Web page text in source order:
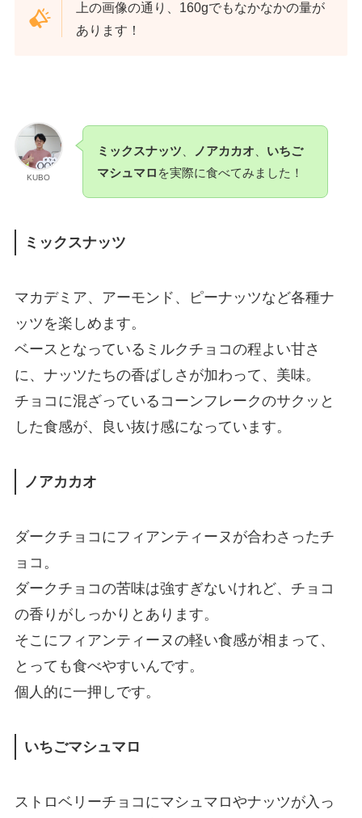
上の画像の通り、160gでもなかなかの量が
あります！
KUBO
ミックスナッツ ノアカカオ
いちご
マシュマロ を実際に食べてみました！
ミックスナッツ
マカデミア、アーモンド、ピーナッツなど各種ナ
ッツを楽しめます。
ベースとなっているミルクチョコの程よい甘さ
に、ナッツたちの香ばしさが加わって、美味。
チョコに混ざっているコーンフレークのサクッと
した食感が、良い抜け感になっています。
ノアカカオ
ダークチョコにフィアンティーヌが合わさったチ
ョコ。
ダークチョコの苦味は強すぎないけれど、チョコ
の香りがしっかりとあります。
そこにフィアンティーヌの軽い食感が相まって、
とっても食べやすいんです。
個人的に一押しです。
いちごマシュマロ
ストロベリーチョコにマシュマロやナッツが入っ